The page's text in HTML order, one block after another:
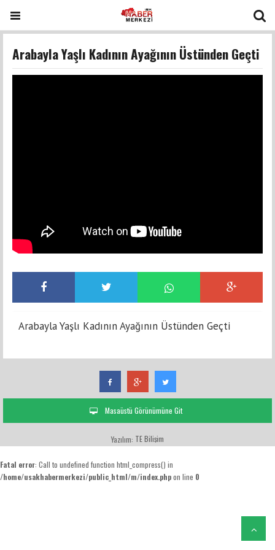
Arabayla Yaşlı Kadının Ayağının Üstünden Geçti
Arabayla Yaşlı Kadının Ayağının Üstünden Geçti
Masaüstü Görünümüne Git
Yazılım: TE Bilişim
Fatal error: Call to undefined function html_compress() in
/home/usakhabermerkezi/public_html/m/index.phpon line 0